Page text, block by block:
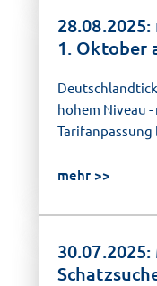
1. Oktober
hohem Niveau
mehr